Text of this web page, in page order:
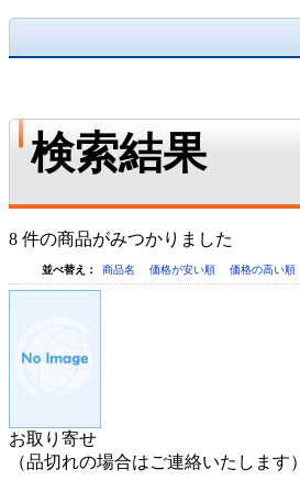
検索結果
8 件の商品がみつかりました
並べ替え： 商品名 価格が安い順 価格の高い順
お取り寄せ
（品切れの場合はご連絡いたします）